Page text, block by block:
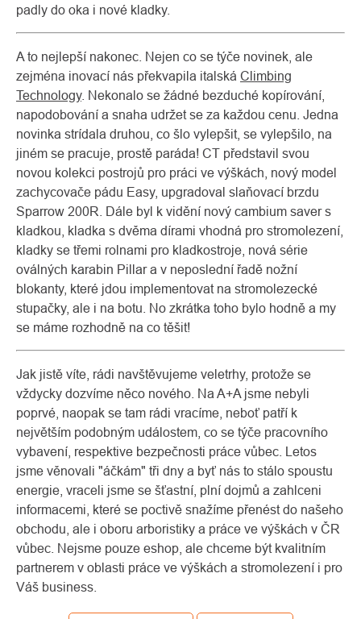
padly do oka i nové kladky.
A to nejlepší nakonec. Nejen co se týče novinek, ale
zejména inovací nás překvapila italská Climbing
Technology. Nekonalo se žádné bezduché kopírování,
napodobování a snaha udržet se za každou cenu. Jedna
novinka strídala druhou, co šlo vylepšit, se vylepšilo, na
jiném se pracuje, prostě paráda! CT představil svou
novou kolekci postrojů pro práci ve výškách, nový model
zachycovače pádu Easy, upgradoval slaňovací brzdu
Sparrow 200R. Dále byl k vidění nový cambium saver s
kladkou, kladka s dvěma dírami vhodná pro stromolezení,
kladky se třemi rolnami pro kladkostroje, nová série
oválných karabin Pillar a v neposlední řadě nožní
blokanty, které jdou implementovat na stromolezecké
stupačky, ale i na botu. No zkrátka toho bylo hodně a my
se máme rozhodně na co těšit!
Jak jistě víte, rádi navštěvujeme veletrhy, protože se
vždycky dozvíme něco nového. Na A+A jsme nebyli
poprvé, naopak se tam rádi vracíme, neboť patří k
největším podobným událostem, co se týče pracovního
vybavení, respektive bezpečnosti práce vůbec. Letos
jsme věnovali "áčkám" tři dny a byť nás to stálo spoustu
energie, vraceli jsme se šťastní, plní dojmů a zahlceni
informacemi, které se poctivě snažíme přenést do našeho
obchodu, ale i oboru arboristiky a práce ve výškách v ČR
vůbec. Nejsme pouze eshop, ale chceme být kvalitním
partnerem v oblasti práce ve výškách a stromolezení i pro
Váš business.